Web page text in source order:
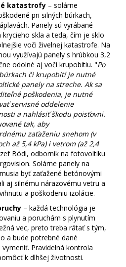
katastrofy – solárne
pri silných búrkach,
Panely sú vyrábané
krycieho skla a teda, čím je sklo
voči živelnej katastrofe. Na
využívajú panely s hrúbkou 3,2
odolné aj voči krupobitiu. "Po
či krupobití je nutné
panely na streche. Ak sa
poškodenia, je nutné
servisné oddelenie
a nahlásiť škodu poisťovni.
tak, aby
zaťaženiu snehom (v
až 5,4 kPa) i vetrom (až 2,4
Bódi, odborník na fotovoltiku
Solárne panely na
byť zaťažené betónovými
aj silnému nárazovému vetru a
a poškodeniu izolácie.
– každá technológia je
a poruchám s plynutím
vec, preto treba rátať s tým,
a bude potrebné dané
Pravidelná kontrola
k dlhšej životnosti.